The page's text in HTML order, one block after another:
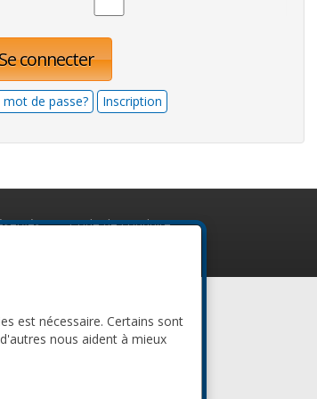
connecter
de passe? Inscription
Code de conduite
est nécessaire. Certains sont
nous aident à mieux